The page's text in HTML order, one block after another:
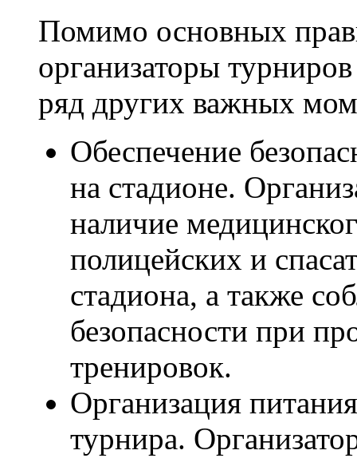
Помимо основных
организаторы
ряд других важных
Обеспечение
на стадионе.
наличие
полицейских и
стадиона, а также
безопасности при
тренировок.
Организация
турнира.